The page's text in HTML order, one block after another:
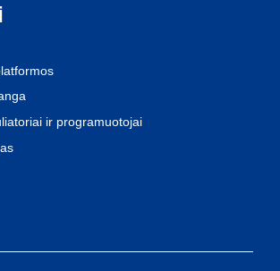
ir programuotojai